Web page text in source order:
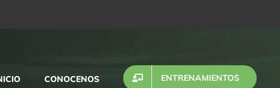
CONOCENOS ENTRENAMIENTOS